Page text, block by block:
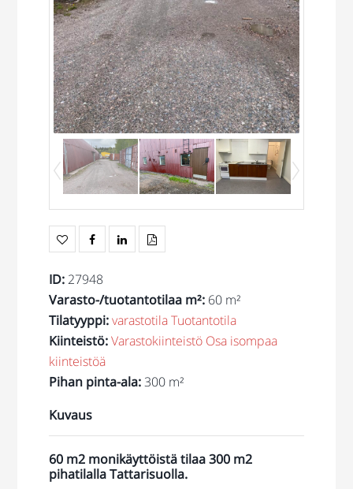
ID: 27948
Varasto-/tuotantotilaa m²: 60 m²
Tilatyyppi:varastotilaTuotantotila
Kiinteistö:Varastokiinteistö Osa isompaa
kiinteistöä
Pihan pinta-ala:300 m²
Kuvaus
60 m2 monikäyttöistä tilaa 300 m2
pihatilalla Tattarisuolla.